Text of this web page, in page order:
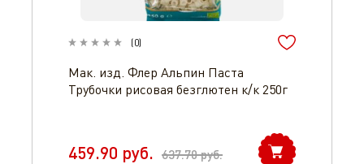
(0)
Мак. изд. Флер Альпин Паста
Трубочки рисовая безглютен к/к 250г
459.90 руб. 637.70руб.